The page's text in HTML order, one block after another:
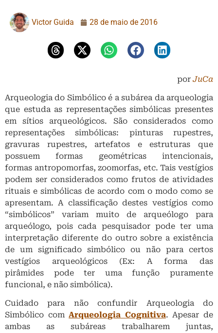
Victor Guida 28 de maio de 2016
por JuCa
Arqueologia do Simbólico é a subárea da arqueologia
que estuda as representações simbólicas presentes
em sítios arqueológicos. São considerados como
representações simbólicas: pinturas rupestres,
gravuras rupestres, artefatos e estruturas que
possuem formas geométricas intencionais,
formas antropomorfas, zoomorfas, etc. Tais vestígios
podem ser considerados como frutos de atividades
rituais e simbólicas de acordo com o modo como se
apresentam. A classificação destes vestígios como
“simbólicos” variam muito de arqueólogo para
arqueólogo, pois cada pesquisador pode ter uma
interpretação diferente do outro sobre a existência
de um significado simbólico ou não para certos
vestígios arqueológicos (Ex: A forma das
pirâmides pode ter uma função puramente
funcional, e não simbólica).
Cuidado para não confundir Arqueologia do
Simbólico comArqueologia Cognitiva. Apesar de
ambas as subáreas trabalharem juntas,